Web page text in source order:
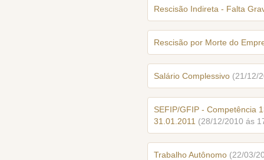
Rescisão Indireta - Falta
Rescisão por Morte do
Salário Complessivo (21/12/
SEFIP/GFIP - Competência
31.01.2011 (28/12/2010 ás
Trabalho Autônomo (22/03/